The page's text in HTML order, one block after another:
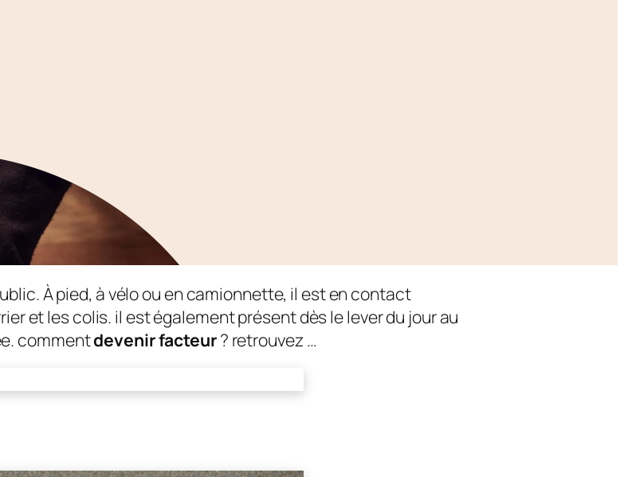
À pied, à vélo ou en camionnette, il est en contact
et les colis. il est également présent dès le lever du jour au
commentdevenir facteur? retrouvez …